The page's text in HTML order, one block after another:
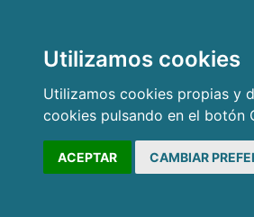
Utilizamos cookies
Utilizamos cookies propias y
cookies pulsando en el botón
ACEPTAR CAMBIAR